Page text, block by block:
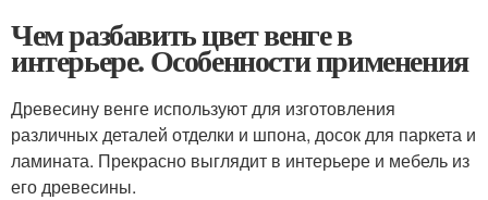
Чем разбавить цвет венге в
интерьере. Особенности применения
Древесину венге используют для изготовления
различных деталей отделки и шпона, досок для паркета и
ламината. Прекрасно выглядит в интерьере и мебель из
его древесины.